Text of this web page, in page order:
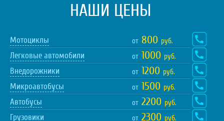
НАШИ ЦЕНЫ
Мотоциклы от 800 руб.
Легковые автомобили от 1000 руб.
Внедорожники от 1200 руб.
Микроавтобусы от 1500 руб.
Автобусы от 2200 руб.
Грузовики от 2300 руб.